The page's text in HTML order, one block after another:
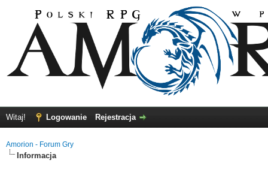
Witaj! Logowanie Rejestracja
Amorion - Forum Gry
Informacja